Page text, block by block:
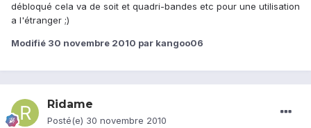
débloqué cela va de soit et quadri-bandes etc pour une utilisation
a l'étranger ;)
Modifié 30 novembre 2010 par kangoo06
Ridame
Posté(e) 30 novembre 2010